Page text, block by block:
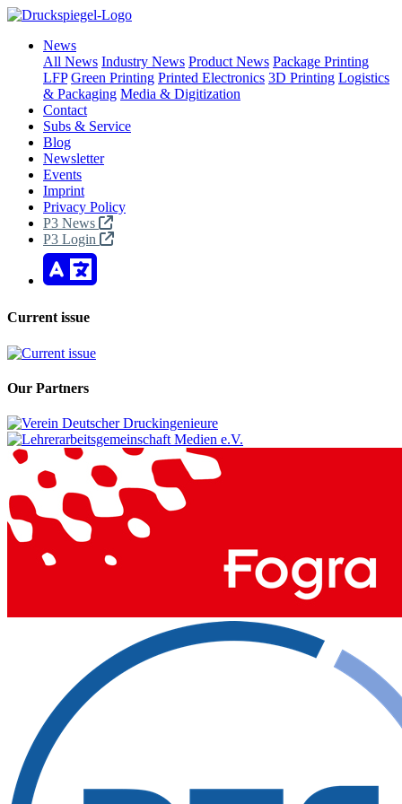
News
All News Industry News Product News Package Printing
LFP Green Printing Printed Electronics 3D Printing Logistics
& Packaging Media & Digitization
Contact
Subs & Service
Blog
Newsletter
Events
Imprint
Privacy Policy
P3 News
P3 Login
Current issue
Our Partners